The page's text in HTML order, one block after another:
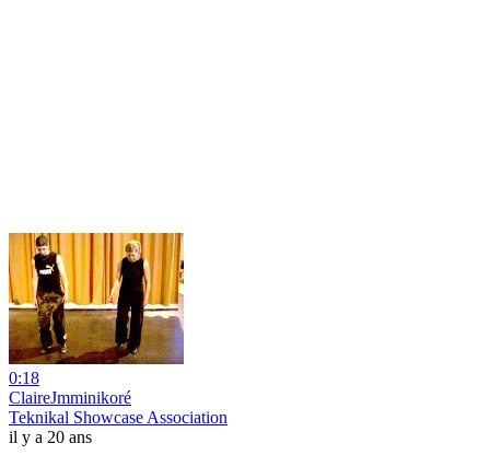
0:18
ClaireJmminikoré
Teknikal Showcase Association
il y a 20 ans